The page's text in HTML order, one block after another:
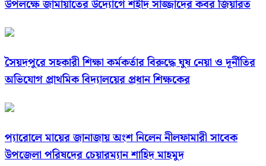
উপলক্ষে জামায়াতের উদ্যোগে শহীদ সাজ্জাদের কবর জিয়ারত
সৈয়দপুরে সহকারী শিক্ষা কর্মকর্তার বিরুদ্ধে ঘুষ নেয়া ও দূর্নীতির
অভিযোগ প্রাথমিক বিদ্যালয়ের প্রধান শিক্ষকের
প্যারোলে মায়ের জানাজায় অংশ নিলেন নীলফামারী সাবেক
উপজেলা পরিষদের চেয়ারম্যান শাহিদ মাহমুদ